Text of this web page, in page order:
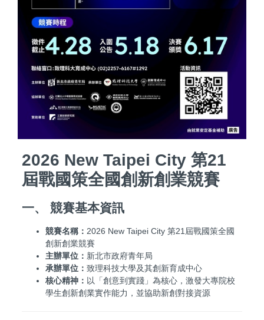
2026 New Taipei City 第21
屆戰國策全國創新創業競賽
一、 競賽基本資訊
競賽名稱： 2026 New Taipei City 第21屆戰國策全國
創新創業競賽
主辦單位： 新北市政府青年局
承辦單位： 致理科技大學及其創新育成中心
核心精神： 以「創意到實踐」為核心，激發大專院校
學生創新創業實作能力，並協助新創對接資源